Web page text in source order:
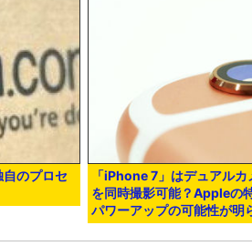
のプロセ
「iPhone 7」はデュアル
を同時撮影可能？Appleの
パワーアップの可能性が明